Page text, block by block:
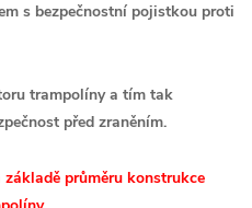
s bezpečnostní pojistkou proti
trampolíny a tím tak
před zraněním.
průměru konstrukce